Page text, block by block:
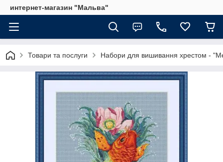
интернет-магазин "Мальва"
Товари та послуги Набори для вишивання хрестом -